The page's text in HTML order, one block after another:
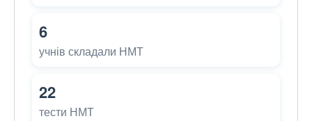
6
учнів складали НМТ
22
тести НМТ